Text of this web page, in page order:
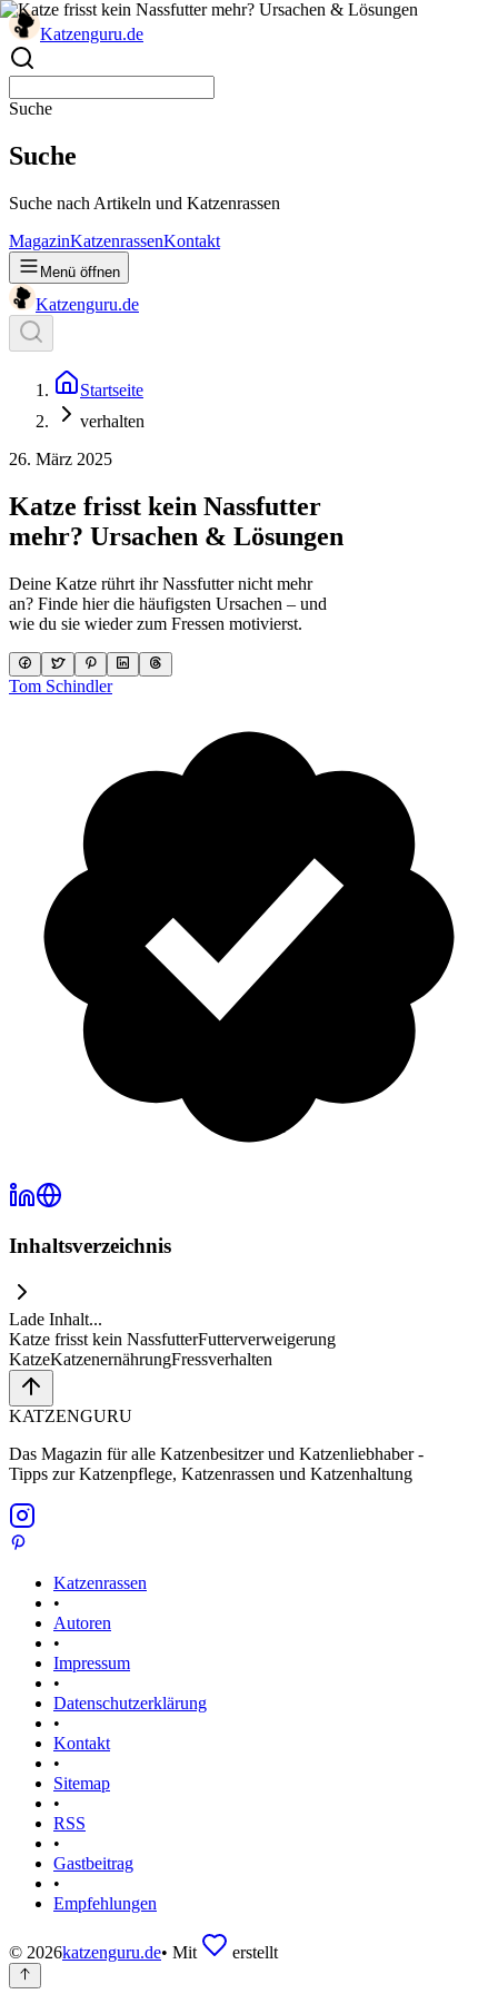
Katzenguru.de
Suche
Suche
Suche nach Artikeln und Katzenrassen
MagazinKatzenrassenKontakt
Menü öffnen
Katzenguru.de
Startseite
verhalten
26. März 2025
Katze frisst kein Nassfutter
mehr? Ursachen & Lösungen
Deine Katze rührt ihr Nassfutter nicht mehr
an? Finde hier die häufigsten Ursachen – und
wie du sie wieder zum Fressen motivierst.
Tom Schindler
Inhaltsverzeichnis
Lade Inhalt...
Katze frisst kein NassfutterFutterverweigerung
KatzeKatzenernährungFressverhalten
KATZENGURU
Das Magazin für alle Katzenbesitzer und Katzenliebhaber -
Tipps zur Katzenpflege, Katzenrassen und Katzenhaltung
Katzenrassen
•
Autoren
•
Impressum
•
Datenschutzerklärung
•
Kontakt
•
Sitemap
•
RSS
•
Gastbeitrag
•
Empfehlungen
© 2026katzenguru.de• Mit erstellt